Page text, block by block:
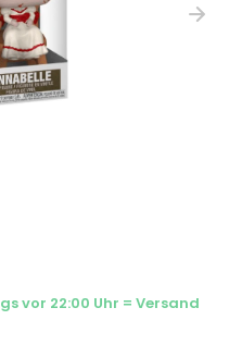
vor 22:00 Uhr = Versand